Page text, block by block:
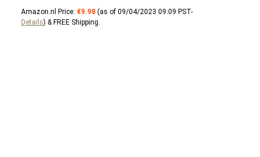
Amazon.nl Price: €9.98 (as of 09/04/2023 09:09 PST-
Details) & FREE Shipping.